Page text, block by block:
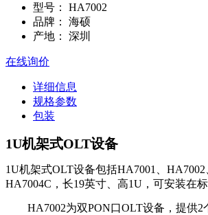
型号：
HA7002
品牌：
海硕
产地：
深圳
在线询价
详细信息
规格参数
包装
1U机架式OLT设备
1U机架式OLT设备包括HA7001 HA7002
HA7004C ，长19英寸、高1U ，可安装在
HA7002为双PON口OLT设备，提供2